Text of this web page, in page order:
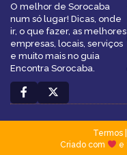
O melhor de Sorocaba
num só lugar! Dicas, onde
ir, o que fazer, as melhores
empresas, locais, serviços
e muito mais no guia
Encontra Sorocaba.
Termos|
Criado com
e